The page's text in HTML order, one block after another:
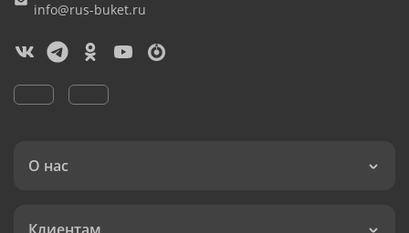
info@rus-buket.ru
О нас